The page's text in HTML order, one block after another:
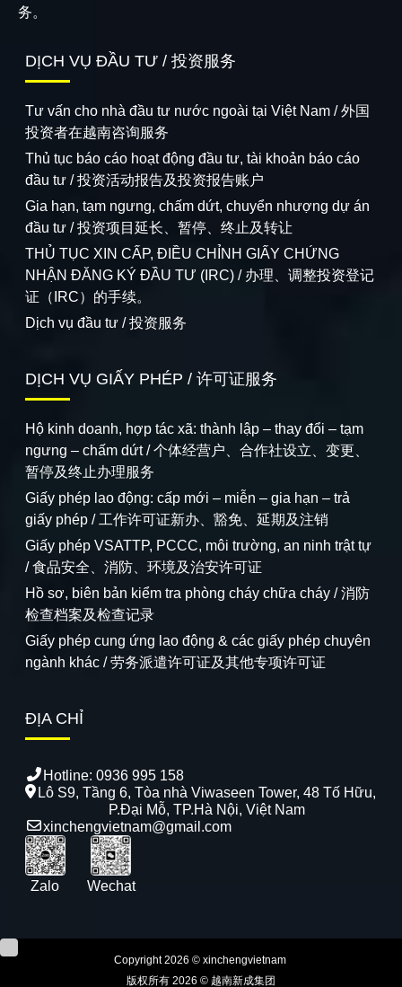
务。
DỊCH VỤ ĐẦU TƯ / 投资服务
Tư vấn cho nhà đầu tư nước ngoài tại Việt Nam / 外国
投资者在越南咨询服务
Thủ tục báo cáo hoạt động đầu tư, tài khoản báo cáo
đầu tư / 投资活动报告及投资报告账户
Gia hạn, tạm ngưng, chấm dứt, chuyển nhượng dự án
đầu tư / 投资项目延长、暂停、终止及转让
THỦ TỤC XIN CẤP, ĐIỀU CHỈNH GIẤY CHỨNG
NHẬN ĐĂNG KÝ ĐẦU TƯ (IRC) / 办理、调整投资登记
证（IRC）的手续。
Dịch vụ đầu tư / 投资服务
DỊCH VỤ GIẤY PHÉP / 许可证服务
Hộ kinh doanh, hợp tác xã: thành lập – thay đổi – tạm
ngưng – chấm dứt / 个体经营户、合作社设立、变更、
暂停及终止办理服务
Giấy phép lao động: cấp mới – miễn – gia hạn – trả
giấy phép / 工作许可证新办、豁免、延期及注销
Giấy phép VSATTP, PCCC, môi trường, an ninh trật tự
/ 食品安全、消防、环境及治安许可证
Hồ sơ, biên bản kiểm tra phòng cháy chữa cháy / 消防
检查档案及检查记录
Giấy phép cung ứng lao động & các giấy phép chuyên
ngành khác / 劳务派遣许可证及其他专项许可证
ĐỊA CHỈ
Hotline: 0936 995 158
Lô S9, Tầng 6, Tòa nhà Viwaseen Tower, 48 Tố Hữu,
P.Đại Mỗ, TP.Hà Nội, Việt Nam
xinchengvietnam@gmail.com
Zalo Wechat
Copyright 2026 © xinchengvietnam
版权所有 2026 © 越南新成集团